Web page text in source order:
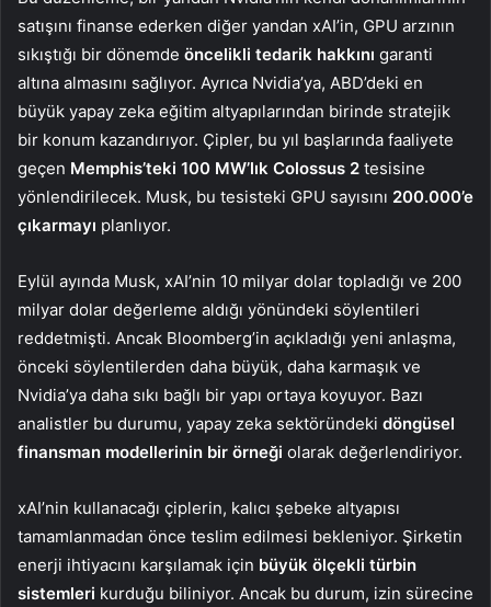
satışını finanse ederken diğer yandan xAI’in, GPU arzının
sıkıştığı bir dönemde öncelikli tedarik hakkını garanti
altına almasını sağlıyor. Ayrıca Nvidia’ya, ABD’deki en
büyük yapay zeka eğitim altyapılarından birinde stratejik
bir konum kazandırıyor. Çipler, bu yıl başlarında faaliyete
geçen Memphis’teki 100 MW’lık Colossus 2 tesisine
yönlendirilecek. Musk, bu tesisteki GPU sayısını 200.000’e
çıkarmayı planlıyor.
Eylül ayında Musk, xAI’nin 10 milyar dolar topladığı ve 200
milyar dolar değerleme aldığı yönündeki söylentileri
reddetmişti. Ancak Bloomberg’in açıkladığı yeni anlaşma,
önceki söylentilerden daha büyük, daha karmaşık ve
Nvidia’ya daha sıkı bağlı bir yapı ortaya koyuyor. Bazı
analistler bu durumu, yapay zeka sektöründeki döngüsel
finansman modellerinin bir örneği olarak değerlendiriyor.
xAI’nin kullanacağı çiplerin, kalıcı şebeke altyapısı
tamamlanmadan önce teslim edilmesi bekleniyor. Şirketin
enerji ihtiyacını karşılamak için büyük ölçekli türbin
sistemleri kurduğu biliniyor. Ancak bu durum, izin sürecine